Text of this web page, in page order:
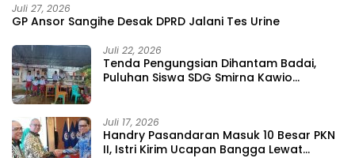
Juli 27, 2026
GP Ansor Sangihe Desak DPRD Jalani Tes Urine
Juli 22, 2026
Tenda Pengungsian Dihantam Badai,
Puluhan Siswa SDG Smirna Kawio
Juli 17, 2026
Handry Pasandaran Masuk 10 Besar PKN
II, Istri Kirim Ucapan Bangga Lewat